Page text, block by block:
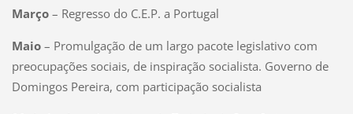
Março– Regresso do C.E.P. a Portugal
Maio – Promulgação de um largo pacote legislativo com
preocupações sociais, de inspiração socialista. Governo de
Domingos Pereira, com participação socialista